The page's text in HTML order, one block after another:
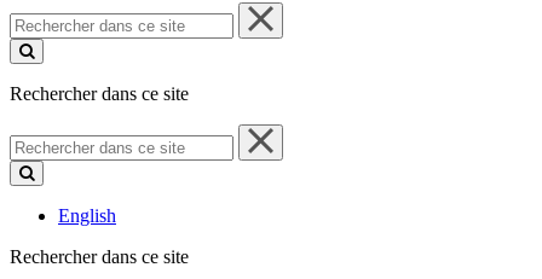
Rechercher
dans
ce
Rechercher dans ce site
Rechercher
dans
ce
English
Rechercher dans ce site